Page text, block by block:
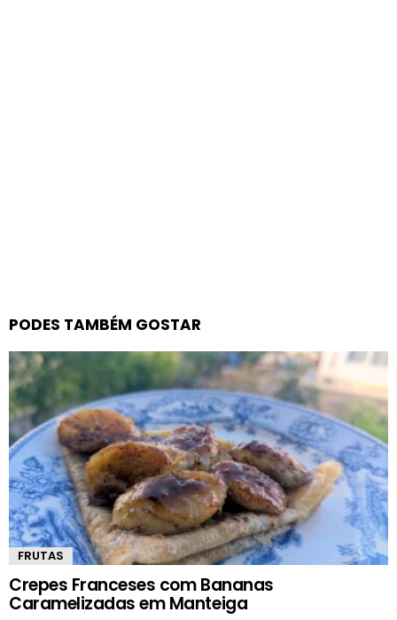
PODES TAMBÉM GOSTAR
FRUTAS
Crepes Franceses com Bananas
Caramelizadas em Manteiga